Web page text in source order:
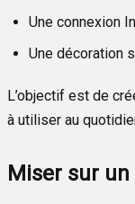
Une connexion
Une décoration
L’objectif est de
à utiliser au
Miser sur